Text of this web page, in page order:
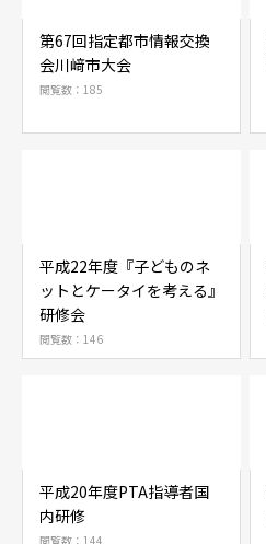
第67回指定都市情報交換
会川﨑市大会
閲覧数：185
平成22年度『子どものネ
ットとケータイを考える』
研修会
閲覧数：146
平成20年度PTA指導者国
内研修
閲覧数：144